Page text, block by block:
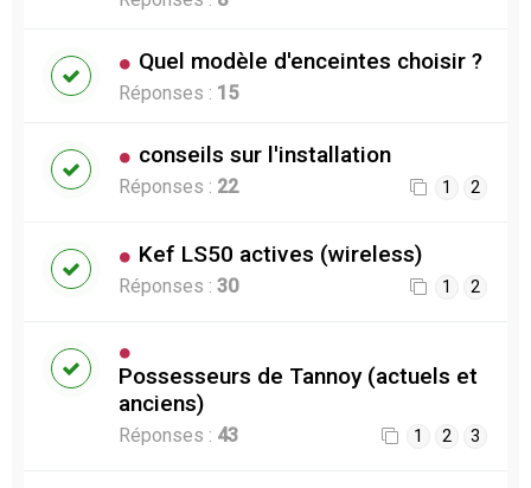
Quel modèle d'enceintes choisir ?
Réponses : 15
conseils sur l'installation
Réponses : 22 1 2
Kef LS50 actives (wireless)
Réponses : 30 1 2
Possesseurs de Tannoy (actuels et
anciens)
Réponses : 43 1 2 3